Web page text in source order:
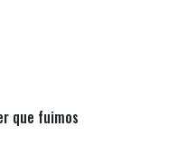
que fuimos